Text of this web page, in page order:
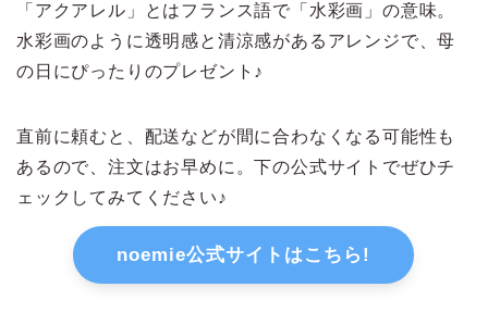
「アクアレル」とはフランス語で「水彩画」の意味。
水彩画のように透明感と清涼感があるアレンジで、母
の日にぴったりのプレゼント♪
直前に頼むと、配送などが間に合わなくなる可能性も
あるので、注文はお早めに。下の公式サイトでぜひチ
ェックしてみてください♪
noemie公式サイトはこちら!